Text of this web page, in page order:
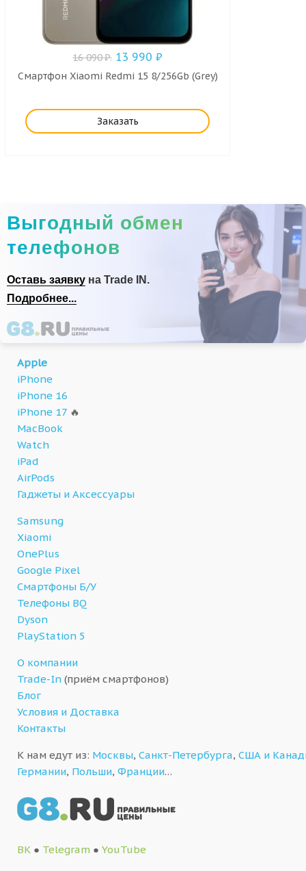
16 090₽. 13 990 ₽
Смартфон Xiaomi Redmi 15 8/256Gb (Grey)
Заказать
Выгодный обмен
телефонов
Оставь заявку на Trade IN.
Подробнее...
Apple
iPhone
iPhone 16
iPhone 17 🔥
MacBook
Watch
iPad
AirPods
Гаджеты и Аксессуары
Samsung
Xiaomi
OnePlus
Google Pixel
Смартфоны Б/У
Телефоны BQ
Dyson
PlayStation 5
О компании
Trade-In (приём смартфонов)
Блог
Условия и Доставка
Контакты
К нам едут из: Москвы, Санкт-Петербурга, США и
Германии, Польши, Франции…
ВК ● Telegram ● YouTube